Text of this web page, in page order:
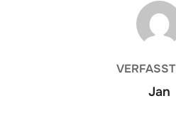
Jan